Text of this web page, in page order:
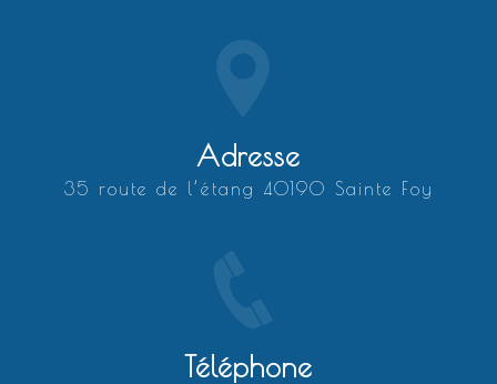
Adresse
35 route de l’étang 40190 Sainte Foy
Téléphone